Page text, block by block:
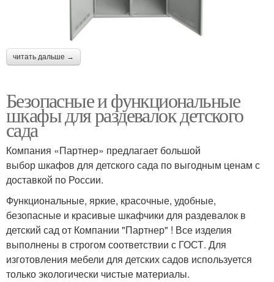
читать дальше →
Безопасные и функциональные
шкафы для раздевалок детского
сада
Компания «Партнер» предлагает большой
выбор шкафов для детского сада по выгодным ценам с
доставкой по России.
Функциональные, яркие, красочные, удобные,
безопасные и красивые шкафчики для раздевалок в
детский сад от Компании "Партнер" ! Все изделия
выполнены в строгом соответствии с ГОСТ. Для
изготовления мебели для детских садов используется
только экологически чистые материалы.